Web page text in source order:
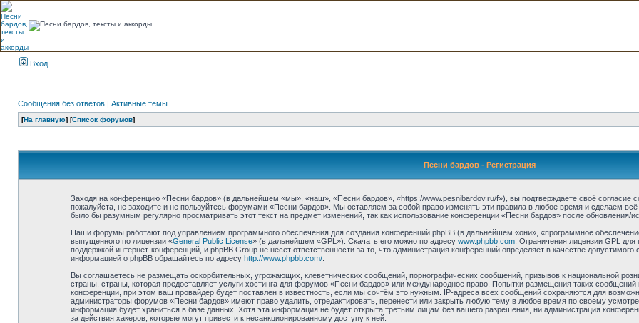
Вход
Сообщения без ответов | Активные темы
[На главную] [Список форумов]
Песни бардов - Регистрация
Заходя на конференцию «Песни бардов» (в дальнейшем «мы», «наш», «Песни бардов», «https://www.pesnibardov.ru/f»), вы подтверждаете своё согласие
пожалуйста, не заходите и не пользуйтесь форумами «Песни бардов». Мы оставляем за собой право изменять эти правила в любое время и сделаем
было бы разумным регулярно просматривать этот текст на предмет изменений, так как использование конференции «Песни бардов» после обновления/
Наши форумы работают под управлением программного обеспечения для создания конференций phpBB (в дальнейшем «они», «программное
выпущенного по лицензии «General Public License» (в дальнейшем «GPL»). Скачать его можно по адресу www.phpbb.com. Ограничения лицензии GPL для
поддержкой интернет-конференций, и phpBB Group не несёт ответственности за то, что администрация конференций определяет в качестве
информацией о phpBB обращайтесь по адресу http://www.phpbb.com/.
Вы соглашаетесь не размещать оскорбительных, угрожающих, клеветнических сообщений, порнографических сообщений, призывов к национальной
страны, страны, которая предоставляет услуги хостинга для форумов «Песни бардов» или международное право. Попытки размещения таких
конференции, при этом ваш провайдер будет поставлен в известность, если мы сочтём это нужным. IP-адреса всех сообщений сохраняются для
администраторы форумов «Песни бардов» имеют право удалить, отредактировать, перенести или закрыть любую тему в любое время по своему
информация будет храниться в базе данных. Хотя эта информация не будет открыта третьим лицам без вашего разрешения, ни администрация
за действия хакеров, которые могут привести к несанкционированному доступу к ней.